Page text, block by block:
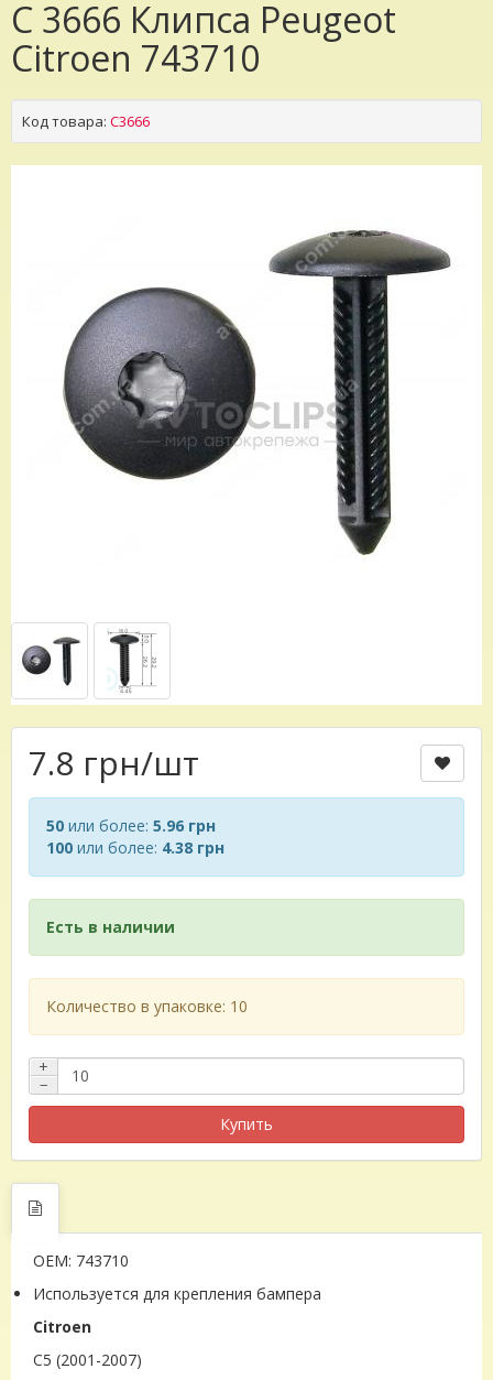
C 3666 Клипса Peugeot
Citroen 743710
Код товара: C3666
7.8 грн/шт
50 или более: 5.96 грн
100 или более: 4.38 грн
Есть в наличии
Количество в упаковке: 10
+
−
Купить
OEM: 743710
Используется для крепления бампера
Citroen
C5 (2001-2007)